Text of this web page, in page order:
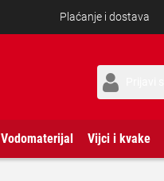
Plaćanje i dostava
Vodomaterijal Vijci i kvake